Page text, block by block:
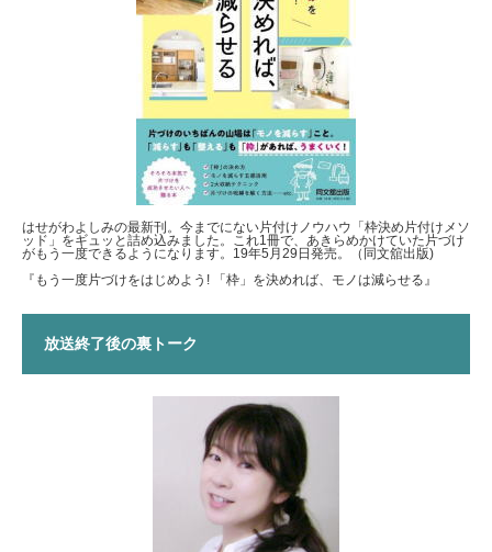
はせがわよしみの最新刊。今までにない片付けノウハウ「枠決め片付けメソ
ッド」をギュッと詰め込みました。これ1冊で、あきらめかけていた片づけ
がもう一度できるようになります。19年5月29日発売。（同文舘出版)
『もう一度片づけをはじめよう! 「枠」を決めれば、モノは減らせる』
放送終了後の裏トーク